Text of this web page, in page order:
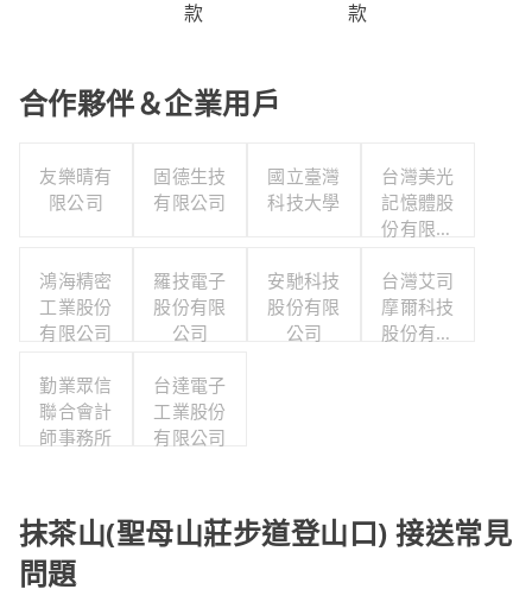
款
款
合作夥伴＆企業用戶
友樂晴有
限公司
固德生技
有限公司
國立臺灣
科技大學
台灣美光
記憶體股
份有限公
鴻海精密
工業股份
有限公司
羅技電子
股份有限
公司
安馳科技
股份有限
公司
台灣艾司
摩爾科技
股份有限
勤業眾信
聯合會計
師事務所
台達電子
工業股份
有限公司
抹茶山(聖母山莊步道登山口) 接送常見
問題